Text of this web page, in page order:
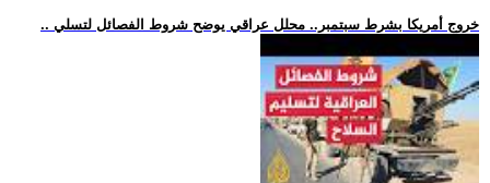
.. خروج أمريكا بشرط سبتمبر.. محلل عراقي يوضح شروط الفصائل لتسلي